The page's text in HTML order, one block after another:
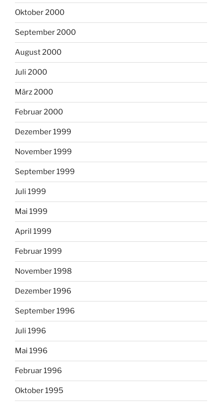
Oktober 2000
September 2000
August 2000
Juli 2000
März 2000
Februar 2000
Dezember 1999
November 1999
September 1999
Juli 1999
Mai 1999
April 1999
Februar 1999
November 1998
Dezember 1996
September 1996
Juli 1996
Mai 1996
Februar 1996
Oktober 1995